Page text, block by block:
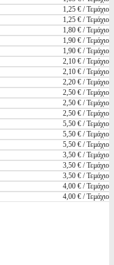
1,25 € / Τεμάχιο
1,25 € / Τεμάχιο
1,80 € / Τεμάχιο
1,90 € / Τεμάχιο
1,90 € / Τεμάχιο
2,10 € / Τεμάχιο
2,10 € / Τεμάχιο
2,20 € / Τεμάχιο
2,50 € / Τεμάχιο
2,50 € / Τεμάχιο
2,50 € / Τεμάχιο
5,50 € / Τεμάχιο
5,50 € / Τεμάχιο
5,50 € / Τεμάχιο
3,50 € / Τεμάχιο
3,50 € / Τεμάχιο
3,50 € / Τεμάχιο
4,00 € / Τεμάχιο
4,00 € / Τεμάχιο